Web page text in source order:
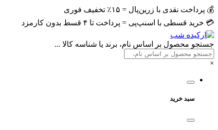
💰 پرداخت نقدی با زرین‌پال = ۱۵٪ تخفیف فوری
💳 خرید قسطی با اسنپ‌پی = پرداخت تا ۴ قسط بدون کارمزد
جستجو محصول بر اساس نام، برند یا شناسه کالا ...
×
سبد خرید